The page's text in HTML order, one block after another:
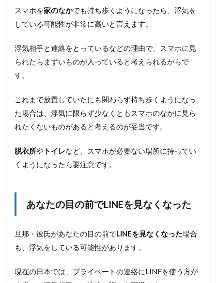
4.2
預金
通
クレ
ジッ
トカ
確認
する
4.3
に協
依頼
旦
那・
の浮
気を
チェ
する
ため
スマホを家のなかでも持ち歩くようになったら、浮気を
している可能性が非常に高いと言えます。
浮気相手と連絡をとっているなどの理由で、スマホに見
られたらまずいものが入っていると考えられるからで
す。
これまで放置していたにも関わらず持ち歩くようになっ
た場合は、浮気に限らず少なくともスマホのなかに見ら
れたくないものがあると考えるのが妥当です。
脱衣所や トイレなど、スマホが必要ない場所に持ってい
くようになったら要注意です。
あなたの目の前でLINEを見なくなった
旦那・彼氏があなたの目の前でLINEを見なくなった場合
も、浮気をしている可能性があります。
現在の日本では、プライベートの連絡にLINEを使う方が